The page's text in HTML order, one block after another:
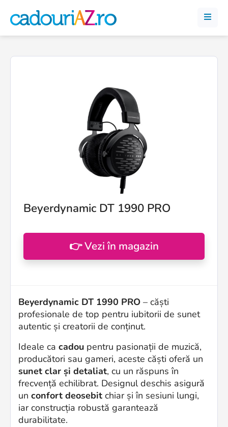
Beyerdynamic DT 1990 PRO
👉 Vezi în magazin
Beyerdynamic DT 1990 PRO – căști
profesionale de top pentru iubitorii de sunet
autentic și creatorii de conținut.
Ideale ca cadou pentru pasionații de muzică,
producători sau gameri, aceste căști oferă un
sunet clar și detaliat, cu un răspuns în
frecvență echilibrat. Designul deschis asigură
un confort deosebit chiar și în sesiuni lungi,
iar construcția robustă garantează
durabilitate.